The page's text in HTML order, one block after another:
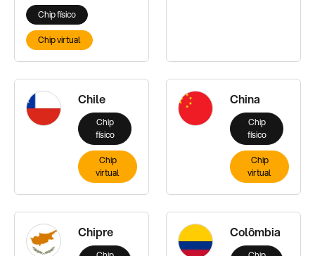
Chip físico
Chip virtual
Chile
Chip
físico
Chip
virtual
China
Chip
físico
Chip
virtual
Chipre Colômbia